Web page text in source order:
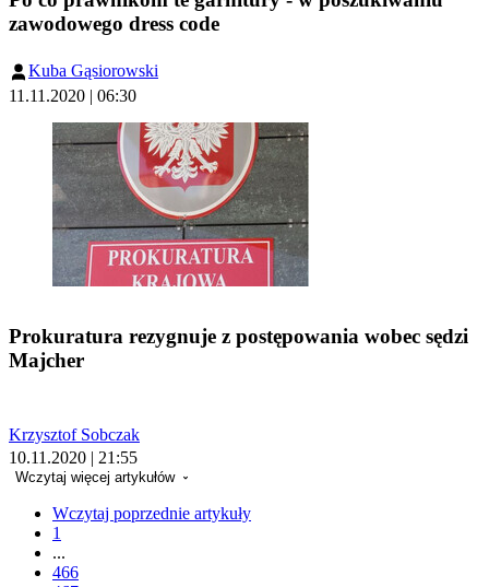
zawodowego dress code
Kuba Gąsiorowski
11.11.2020 | 06:30
Prokuratura rezygnuje z postępowania wobec sędzi
Majcher
Krzysztof Sobczak
10.11.2020 | 21:55
Wczytaj więcej artykułów
Wczytaj poprzednie artykuły
1
...
466